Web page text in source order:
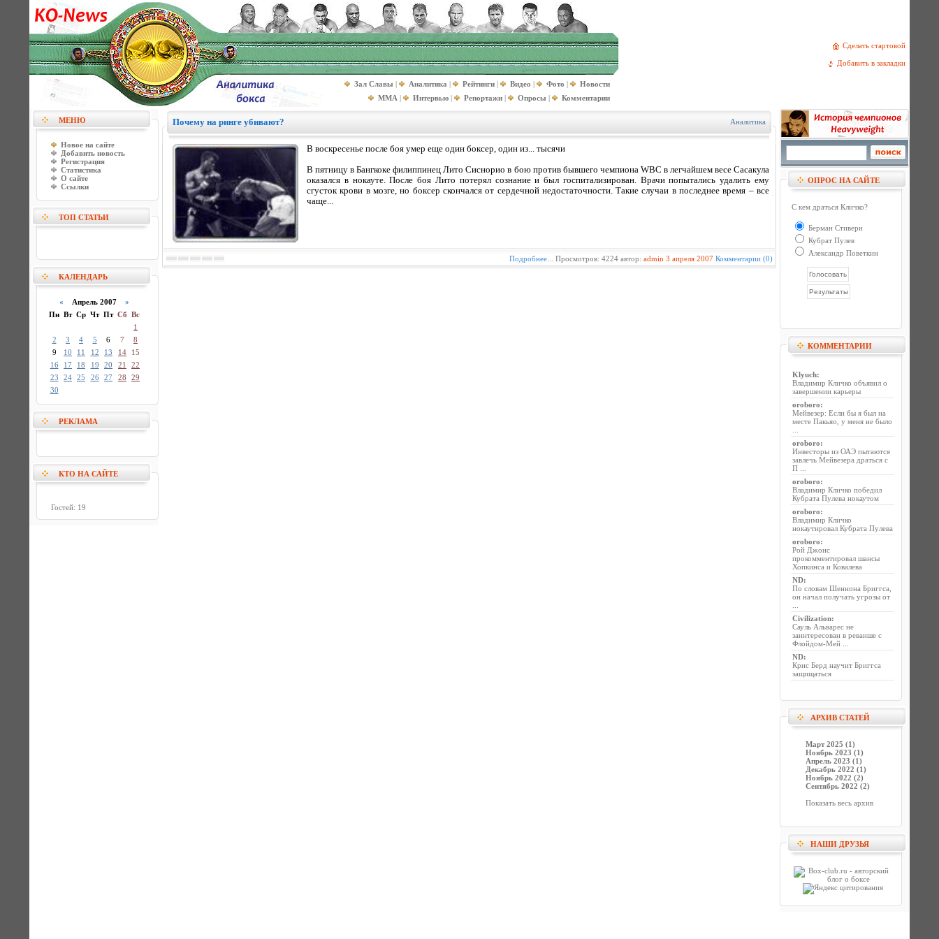
Сделать стартовой
Добавить в закладки
Зал Славы | Аналитика | Рейтинги | Видео | Фото |
Новости
MMA | Интервью | Репортажи | Опросы | Комментарии
МЕНЮ
Новое на сайте
Добавить новость
Регистрация
Статистика
О сайте
Ссылки
ТОП СТАТЬИ
КАЛЕНДАРЬ
« Апрель 2007 »
Пн Вт Ср Чт Пт Сб Вс
1
2
3 4 5 6 7
8
9
10 11 12 13 14
15
16
17 18 19 20 21
22
23
24 25 26 27 28
29
30
РЕКЛАМА
КТО НА САЙТЕ
Гостей: 19
Почему на ринге убивают? Аналитика
В воскресенье после боя умер еще один боксер, один из... тысячи
В пятницу в Бангкоке филиппинец Лито Сиснорио в бою против бывшего чемпиона WBC в легчайшем весе Сасакула
оказался в нокауте. После боя Лито потерял сознание и был госпитализирован. Врачи попытались удалить ему
сгусток крови в мозге, но боксер скончался от сердечной недостаточности. Такие случаи в последнее время – все
чаще...
Подробнее... Просмотров: 4224 автор: admin 3 апреля 2007 Комментарии (0)
ОПРОС НА САЙТЕ
С кем драться Кличко?
Берман Стиверн
Кубрат Пулев
Александр Поветкин
КОММЕНТАРИИ
Klyuch:
Владимир Кличко объявил о
завершении карьеры
oroboro:
Мейвезер: Если бы я был на
месте Пакьяо, у меня не было
oroboro:
Инвесторы из ОАЭ пытаются
завлечь Мейвезера драться с
П ...
oroboro:
Владимир Кличко победил
Кубрата Пулева нокаутом
oroboro:
Владимир Кличко
нокаутировал Кубрата Пулева
oroboro:
Рой Джонс
прокомментировал шансы
Хопкинса и Ковалева
ND:
По словам Шеннона Бриггса,
он начал получать угрозы от
Civilization:
Сауль Альварес не
заинтересован в реванше с
Флойдом-Мей ...
ND:
Крис Берд научит Бриггса
защищаться
АРХИВ СТАТЕЙ
Март 2025 (1)
Ноябрь 2023 (1)
Апрель 2023 (1)
Декабрь 2022 (1)
Ноябрь 2022 (2)
Сентябрь 2022 (2)
Показать весь архив
НАШИ ДРУЗЬЯ